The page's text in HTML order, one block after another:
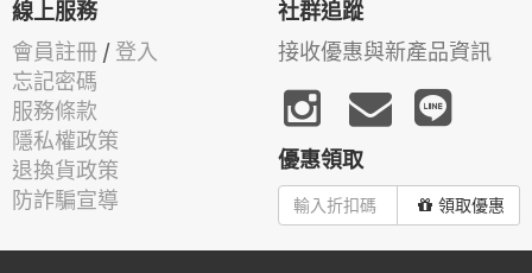
線上服務
會員註冊 / 登入
忘記密碼
服務條款
隱私權政策
退換貨政策
防詐騙宣導
社群追蹤
接收優惠與新產品資訊
優惠領取
領取優惠